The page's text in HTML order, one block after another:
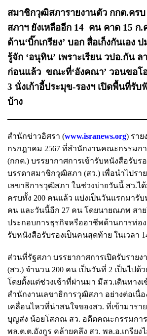
สมาชิกวุฒิสภารายงานตัว กกต.คร
สภาฯ ยังเหลืออีก 14 คน คาด 15 ก.
ด้าน‘บิ๊กเกรียง’ บอก สื่อเก็งกันเอง
รู้จัก ‘อนุทิน’ เพราะเรียน วปอ.กัน
ก่อนแล้ว ขณะที่‘อังคณา’ วอนขอโ
3 นั่งเก้าอี้ประมุข-รองฯ เปิดพื้นที่รับ
บ้าง
สำนักข่าวอิศรา (www.isranews.org) ราย
กรกฎาคม 2567 ที่สำนักงานคณะกรรมกา
(กกต.) บรรยากาศการเข้ารับหนังสือรับร
บรรดาสมาชิกวุฒิสภา (สว.) เพื่อนำไปรา
เลขาธิการวุฒิสภา ในช่วงบ่ายวันนี้ สว.ไ
ครบทั้ง 200 คนแล้ว แบ่งเป็นวันแรกมารับ
คน และวันนี้อีก 27 คน โดยนายณภพ สา
ประกอบการธุรกิจหรืออาชีพด้านการท่อง
รับหนังสือรับรองเป็นคนสุดท้าย ในเวลา
ส่วนที่รัฐสภา บรรยากาศการเปิดรับราย
(สว.) จำนวน 200 คน เป็นวันที่ 2 เป็นไปด้
โดยตั้งแต่ช่วงเช้าที่ผ่านมา มีสว.เดินทาง
สำนักงานเลขาธิการวุฒิสภา อย่างต่อเนื่
เคลื่อนไหวที่น่าสนใจของสว. ที่เข้ามารา
บุญส่ง น้อยโสภณ สว. อดีตคณะกรรมการ
พล.ต.ต.อังกูร คล้ายคลึง สว. พล.อ.เกรียง